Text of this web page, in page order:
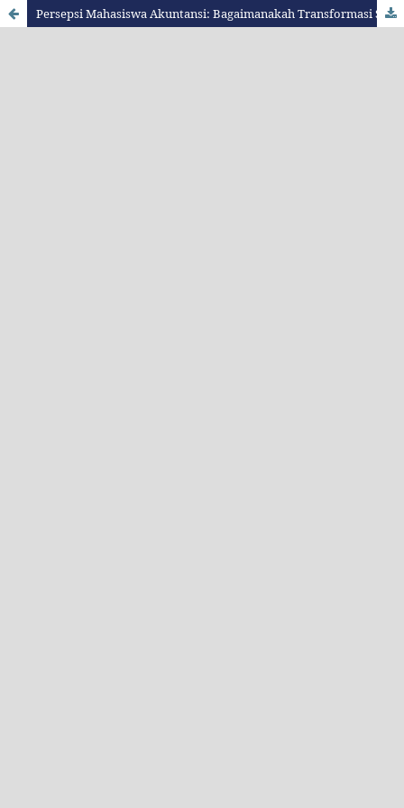
Persepsi Mahasiswa Akuntansi: Bagaimanakah Transformasi Sistem Digital dan Peran Akuntan Berpengaruh di Era 4.0?